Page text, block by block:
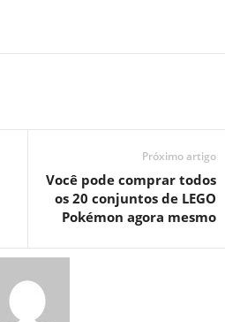
Próximo artigo
Você pode comprar todos
os 20 conjuntos de LEGO
Pokémon agora mesmo